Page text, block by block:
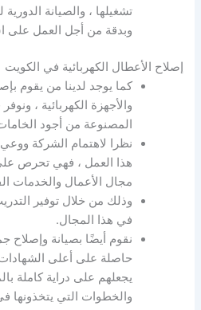
تشغيلها ، والصيانة
وبدقة من أجل العمل على
إصلاح الأعطال الكهربائية في الكويت
كما يوجد لدينا من يقوم
والأجهزة الكهربائية ،
المصنوعة من أجود
نظرا لاهتمام الشركة
هذا العمل ، فهي تحرص
مجال الأعمال والخدمات
وذلك من خلال توفير
في هذا المجال.
نقوم أيضًا بصيانة وإصلاح
حاصلة على أعلى
يجعلهم على دراية كاملة
والخطوات التي يتخذونها